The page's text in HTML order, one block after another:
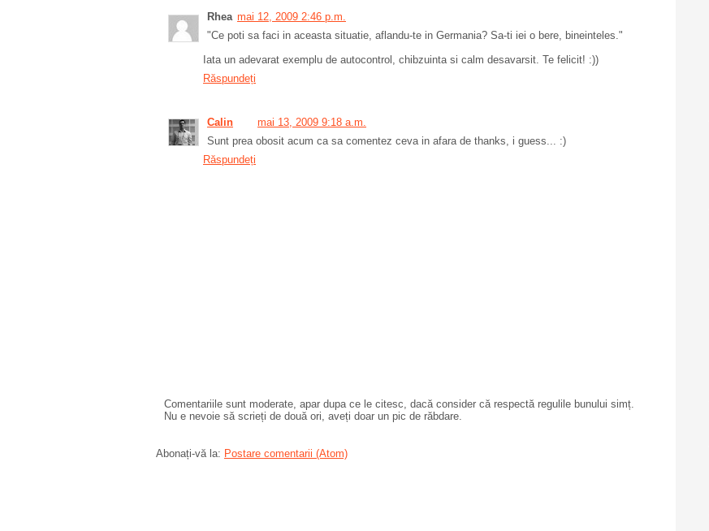
Rhea mai 12, 2009 2:46 p.m.
"Ce poti sa faci in aceasta situatie, aflandu-te in Germania? Sa-ti iei o bere, bineinteles."
Iata un adevarat exemplu de autocontrol, chibzuinta si calm desavarsit. Te felicit! :))
Răspundeți
Calin
mai 13, 2009 9:18 a.m.
Sunt prea obosit acum ca sa comentez ceva in afara de thanks, i guess... :)
Răspundeți
Comentariile sunt moderate, apar dupa ce le citesc, dacă consider că respectă regulile bunului simț.
Nu e nevoie să scrieți de două ori, aveți doar un pic de răbdare.
Abonați-vă la: Postare comentarii (Atom)